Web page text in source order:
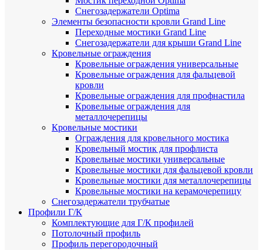
Снегозадержатели Optima
Элементы безопасности кровли Grand Line
Переходные мостики Grand Line
Снегозадержатели для крыши Grand Line
Кровельные ограждения
Кровельные ограждения универсальные
Кровельные ограждения для фальцевой
кровли
Кровельные ограждения для профнастила
Кровельные ограждения для
металлочерепицы
Кровельные мостики
Ограждения для кровельного мостика
Кровельный мостик для профлиста
Кровельные мостики универсальные
Кровельные мостики для фальцевой кровли
Кровельные мостики для металлочерепицы
Кровельные мостики на керамочерепицу
Снегозадержатели трубчатые
Профили Г/К
Комплектующие для Г/К профилей
Потолочный профиль
Профиль перегородочный